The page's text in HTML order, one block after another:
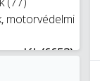
motorvédelmi
(6653)